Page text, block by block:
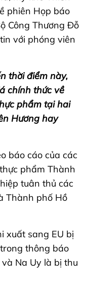
phiên Họp báo
Công Thương Đỗ
với phóng viên
thời điểm này,
chính thức về
phẩm tại hai
Hương hay
báo cáo của các
phẩm Thành
tuân thủ các
Thành phố Hồ
xuất sang EU bị
thông báo
Na Uy là bị thu